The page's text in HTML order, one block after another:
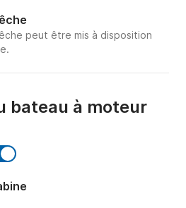
peut être mis à disposition
bateau à moteur